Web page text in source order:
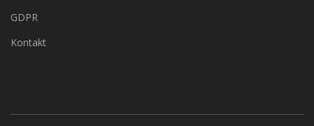
GDPR
Kontakt